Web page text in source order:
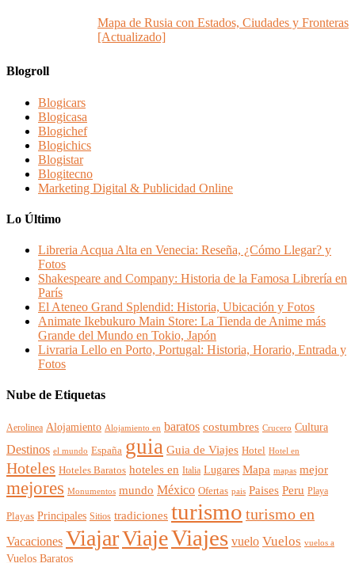
Mapa de Rusia con Estados, Ciudades y Fronteras
[Actualizado]
Blogroll
Blogicars
Blogicasa
Blogichef
Blogichics
Blogistar
Blogitecno
Marketing Digital & Publicidad Online
Lo Último
Libreria Acqua Alta en Venecia: Reseña, ¿Cómo Llegar? y
Fotos
Shakespeare and Company: Historia de la Famosa Librería en
París
El Ateneo Grand Splendid: Historia, Ubicación y Fotos
Animate Ikebukuro Main Store: La Tienda de Anime más
Grande del Mundo en Tokio, Japón
Livraria Lello en Porto, Portugal: Historia, Horario, Entrada y
Fotos
Nube de Etiquetas
Aerolinea Alojamiento Alojamiento en baratos costumbres Crucero Cultura
Destinos el mundo España guia Guia de Viajes Hotel Hotel en
Hoteles Hoteles Baratos hoteles en Italia Lugares Mapa mapas mejor
mejores Monumentos mundo México Ofertas pais Paises Peru Playa
Playas Principales Sitios tradiciones turismo turismo en
Vacaciones ViajarViajeViajes vuelo Vuelos vuelos a
Vuelos Baratos